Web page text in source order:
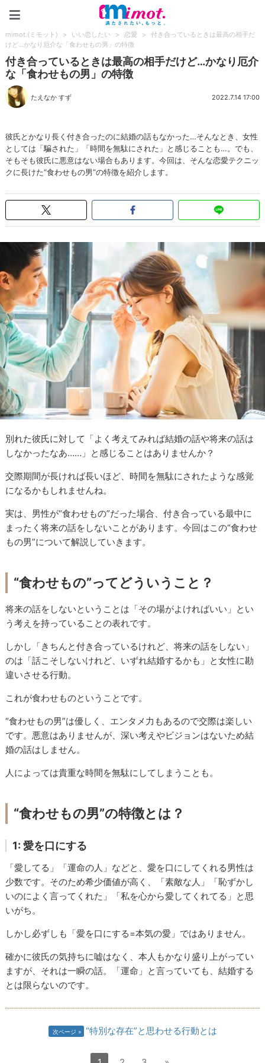
mimot.(ミモット) > いい恋したい > 恋愛 >
付き合っているときは最高の相手だ
けど…かなり厄介な「食わせもの男」の特徴
付き合っているときは最高の相手だけど…かなり厄介
な「食わせもの男」の特徴
たえなか すず 2022.7.14 17:00
彼氏とかなり長く付き合ったのに結婚の話もなかった…そんなとき、女性
としては「騙された」「時間を無駄にされた」と感じることも…。でも、
そもそも彼氏に悪意はない場合もあります。今回は、そんな恋愛テクニッ
クに長けた“食わせもの男”の特徴を紹介します。
別れた彼氏に対して「よく考えてみれば結婚の話や将来の話は
しなかったなあ……」と感じることはありませんか？
交際期間が長ければ長いほど、時間を無駄にされたような感覚
になるかもしれませんね。
実は、男性が“食わせもの”だった場合、付き合っている最中に
まったく将来の話をしないことがあります。今回はこの“食わせ
もの男”について解説していきます。
“食わせもの”ってどういうこと？
将来の話をしないということは「その場がよければいい」とい
う考えを持っていることの表れです。
しかし「きちんと付き合っているけれど、将来の話をしない」
のは「話こそしないけれど、いずれ結婚するかも」と女性に勘
違いさせる行動。
これが食わせものということです。
“食わせもの男”は優しく、エンタメ力もあるので交際は楽しい
です。悪意はありませんが、深い考えやビジョンはないため結
婚の話はしません。
人によっては貴重な時間を無駄にしてしまうことも。
“食わせもの男”の特徴とは？
1: 愛を口にする
「愛してる」「運命の人」などと、愛を口にしてくれる男性は
少数です。そのため希少価値が高く、「素敵な人」「恥ずかし
いのによく言ってくれた」「私を心から愛してくれてる」と思
いがち。
しかし必ずしも「愛を口にする=本気の愛」ではありません。
確かに彼氏の気持ちに嘘はなく、本人もかなり盛り上がってい
ますが、それは一瞬の話。「運命」と言っていても、結婚する
とは限らないのです。
次ページ “特別な存在”と思わせる行動とは